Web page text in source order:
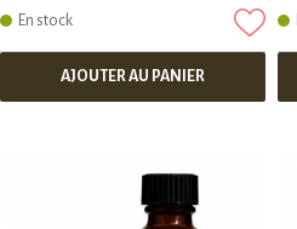
En stock
AJOUTER AU PANIER